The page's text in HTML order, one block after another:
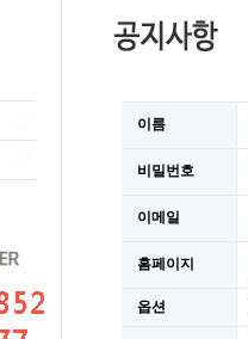
이름
비밀번호
이메일
홈페이지
옵션